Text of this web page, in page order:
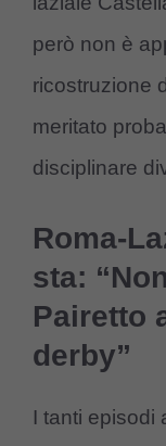
però non è
ricostruzione
meritato
disciplinare
Roma-
sta:
Pairetto
derby”
I tanti episodi